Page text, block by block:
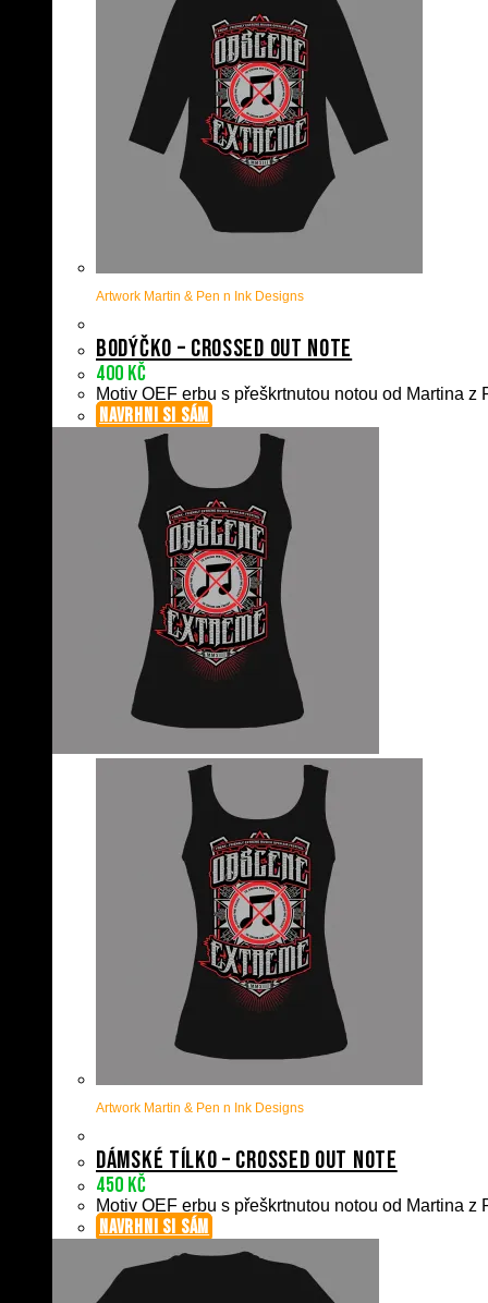
Artwork Martin & Pen n Ink Designs
Bodýčko – Crossed Out Note
400 Kč
Motiv OEF erbu s přeškrtnutou notou od Martina
NAVRHNI SI SÁM
Artwork Martin & Pen n Ink Designs
Dámské tílko – Crossed Out Note
450 Kč
Motiv OEF erbu s přeškrtnutou notou od Martina
NAVRHNI SI SÁM